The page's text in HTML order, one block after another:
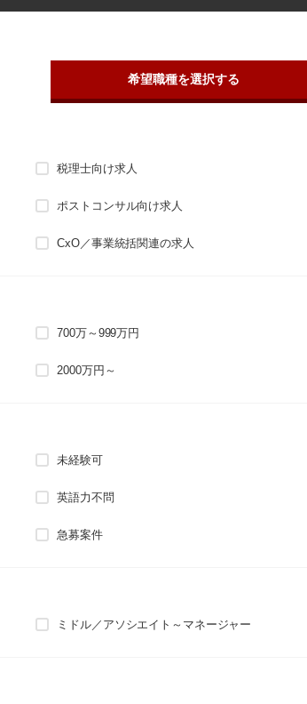
希望職種を選択する
税理士向け求人
ポストコンサル向け求人
CxO／事業統括関連の求人
700万～999万円
2000万円～
未経験可
英語力不問
急募案件
ミドル／アソシエイト～マネージャー